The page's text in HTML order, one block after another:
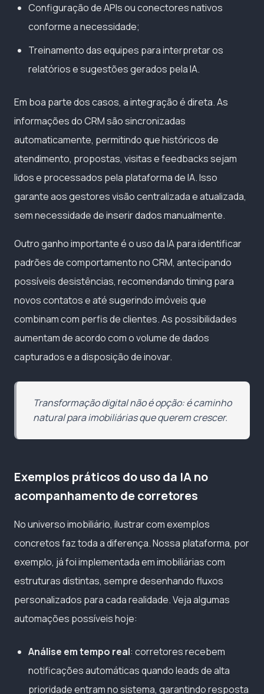
Configuração de APIs ou conectores nativos
conforme a necessidade;
Treinamento das equipes para interpretar os
relatórios e sugestões gerados pela IA.
Em boa parte dos casos, a integração é direta. As
informações do CRM são sincronizadas
automaticamente, permitindo que históricos de
atendimento, propostas, visitas e feedbacks sejam
lidos e processados pela plataforma de IA. Isso
garante aos gestores visão centralizada e atualizada,
sem necessidade de inserir dados manualmente.
Outro ganho importante é o uso da IA para identificar
padrões de comportamento no CRM, antecipando
possíveis desistências, recomendando timing para
novos contatos e até sugerindo imóveis que
combinam com perfis de clientes. As possibilidades
aumentam de acordo com o volume de dados
capturados e a disposição de inovar.
Transformação digital não é opção: é caminho
natural para imobiliárias que querem crescer.
Exemplos práticos do uso da IA no
acompanhamento de corretores
No universo imobiliário, ilustrar com exemplos
concretos faz toda a diferença. Nossa plataforma, por
exemplo, já foi implementada em imobiliárias com
estruturas distintas, sempre desenhando fluxos
personalizados para cada realidade. Veja algumas
automações possíveis hoje:
Análise em tempo real: corretores recebem
notificações automáticas quando leads de alta
prioridade entram no sistema, garantindo resposta